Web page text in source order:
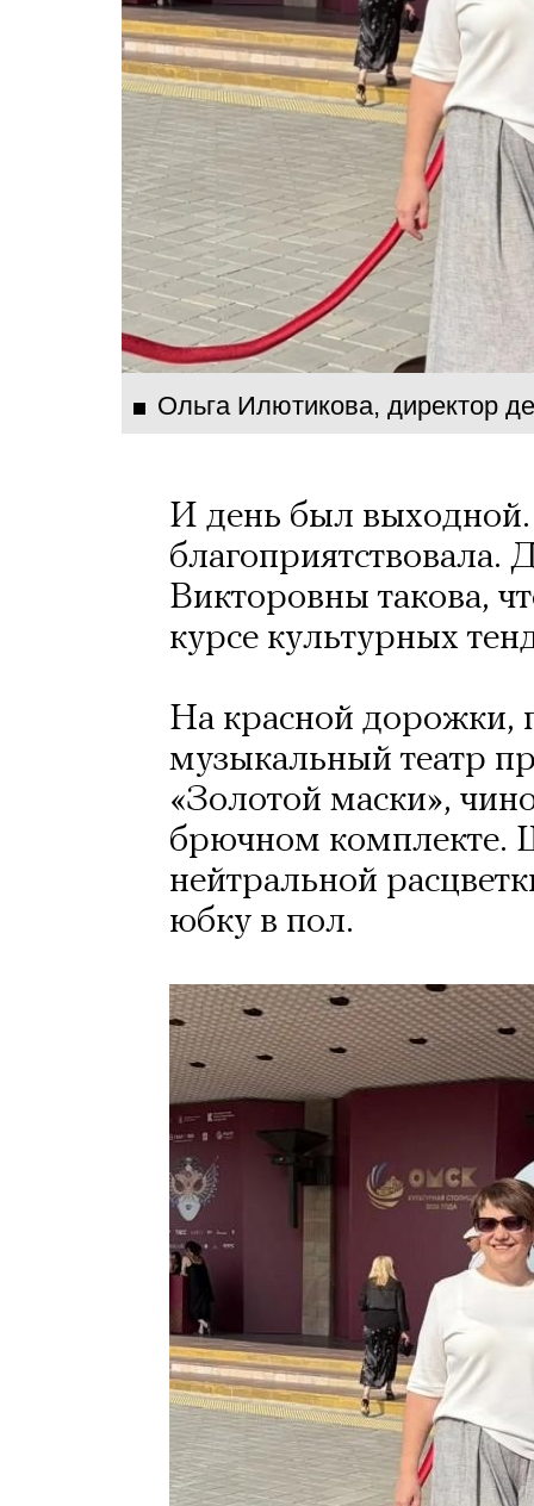
Ольга Илютикова, директор
И день был
благоприятствовала.
Викторовны такова,
курсе культурных
На красной дорожки,
музыкальный театр
«Золотой маски»,
брючном комплекте.
нейтральной
юбку в пол.